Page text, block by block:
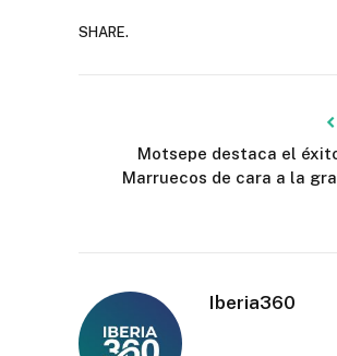
SHARE.
Motsepe destaca el
Marruecos de cara a la
Iberia360